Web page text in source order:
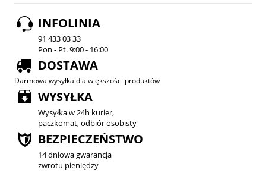
INFOLINIA
91 433 03 33
Pon - Pt. 9:00 - 16:00
DOSTAWA
Darmowa wysyłka dla większości produktów
WYSYŁKA
Wysyłka w 24h kurier,
paczkomat, odbiór osobisty
BEZPIECZEŃSTWO
14 dniowa gwarancja
zwrotu pieniędzy